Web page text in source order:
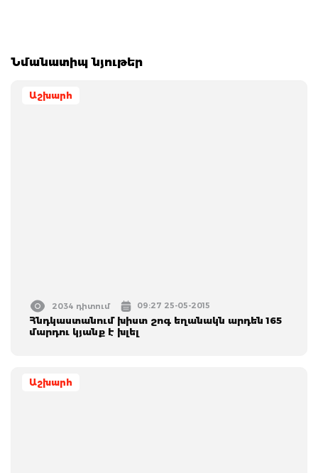
Նմանատիպ նյութեր
Աշխարհ
2034 դիտում 09:27 25-05-2015
Հնդկաստանում խիստ շոգ եղանակն արդեն 165
մարդու կյանք է խլել
Աշխարհ